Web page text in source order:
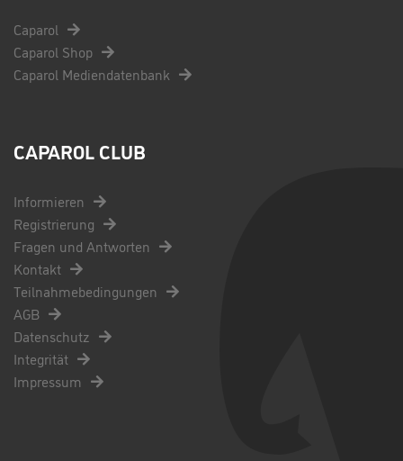
Caparol
Caparol Shop
Caparol Mediendatenbank
CAPAROL CLUB
Informieren
Registrierung
Fragen und Antworten
Kontakt
Teilnahmebedingungen
AGB
Datenschutz
Integrität
Impressum